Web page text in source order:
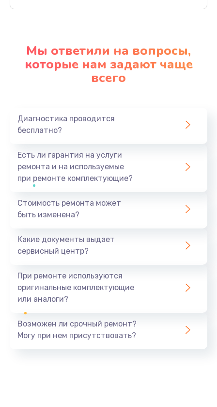
Мы ответили на вопросы,
которые нам задают чаще
всего
Диагностика проводится
бесплатно?
Есть ли гарантия на услуги
ремонта и на используемые
при ремонте комплектующие?
Стоимость ремонта может
быть изменена?
Какие документы выдает
сервисный центр?
При ремонте используются
оригинальные комплектующие
или аналоги?
Возможен ли срочный ремонт?
Могу при нем присутствовать?